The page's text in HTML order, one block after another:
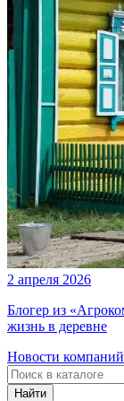
2 апреля 2026
Блогер из
жизнь в деревне
Новости компаний
Найти